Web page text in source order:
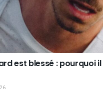
est blessé : pourquoi